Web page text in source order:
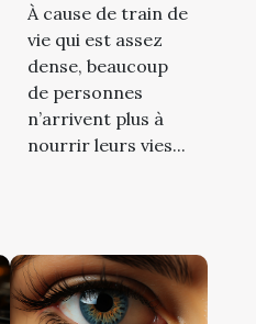
À cause de train de
vie qui est assez
dense, beaucoup
de personnes
n’arrivent plus à
nourrir leurs vies...